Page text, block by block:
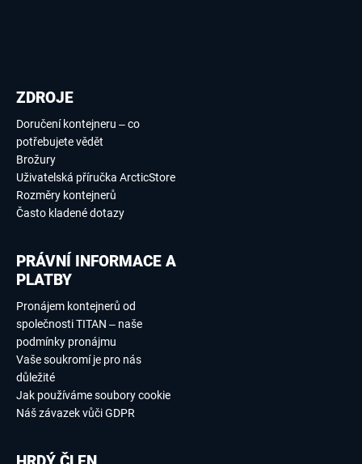
ZDROJE
Doručení kontejneru – co
potřebujete vědět
Brožury
Uživatelská příručka ArcticStore
Rozměry kontejnerů
Často kladené dotazy
PRÁVNÍ INFORMACE A
PLATBY
Pronájem kontejnerů od
společnosti TITAN – naše
podmínky pronájmu
Vaše soukromí je pro nás
důležité
Jak používáme soubory cookie
Náš závazek vůči GDPR